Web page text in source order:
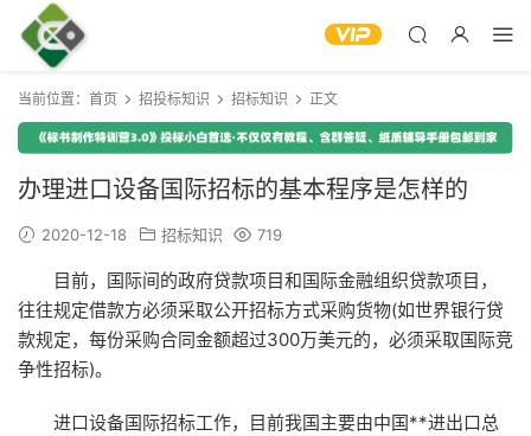
当前位置： 首页 招投标知识 招标知识 正文
办理进口设备国际招标的基本程序是怎样的
2020-12-18 招标知识 719
目前，国际间的政府贷款项目和国际金融组织贷款项目，
往往规定借款方必须采取公开招标方式采购货物(如世界银行贷
款规定，每份采购合同金额超过300万美元的，必须采取国际竞
争性招标)。
进口设备国际招标工作，目前我国主要由中国**进出口总